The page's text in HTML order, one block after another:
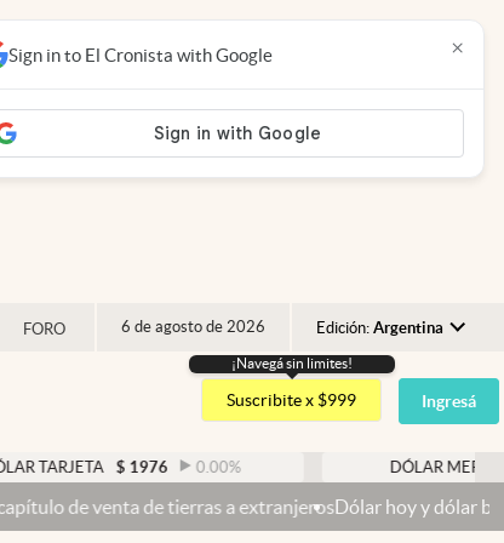
FORO 6 de agosto de 2026 Edición: Argentina
Argentina
España
USA
Colombia
¡Navegá sin limites!
Suscribite x $999 Ingresá
$ 1976 0.00% DÓLAR MEP $ 1523,08
de tierras a extranjerosDólar hoy y dólar blue hoy: cuál es
Sign in to El Cronista with Google ×